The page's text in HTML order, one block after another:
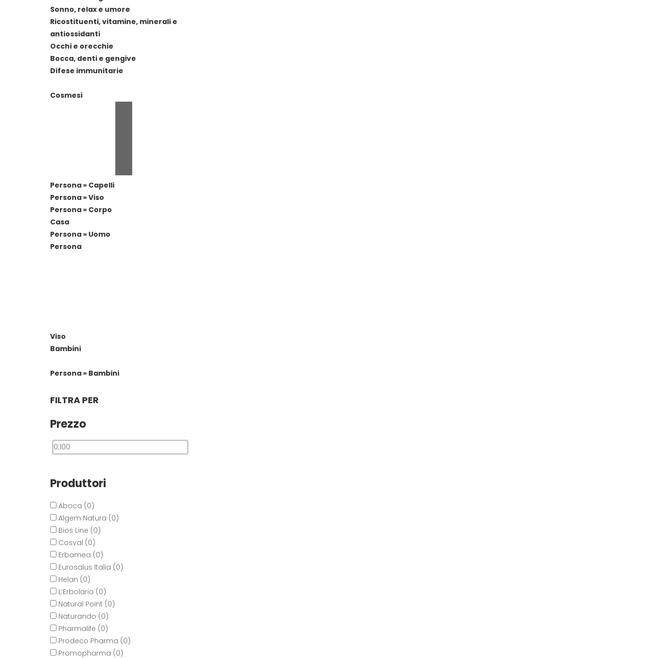
Sonno, relax e umore
Ricostituenti, vitamine, minerali e
antiossidanti
Occhi e orecchie
Bocca, denti e gengive
Difese immunitarie
Cosmesi
Persona » Capelli
Persona » Viso
Persona » Corpo
Casa
Persona » Uomo
Persona
Viso
Bambini
Persona » Bambini
FILTRA PER
Prezzo
Produttori
Aboca (0)
Algem Natura (0)
Bios Line (0)
Cosval (0)
Erbamea (0)
Eurosalus Italia (0)
Helan (0)
L’Erbolario (0)
Natural Point (0)
Naturando (0)
Pharmalife (0)
Prodeco Pharma (0)
Promopharma (0)